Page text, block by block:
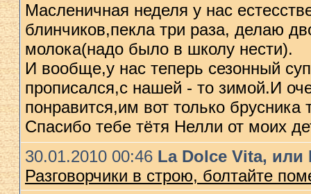
Масленичная неделя у нас
блинчиков,пекла три раза, делаю
молока(надо было в школу нести).
И вообще,у нас теперь сезонный
прописался,с нашей - то зимой.И
понравится,им вот только брусника
Спасибо тебе тётя Нелли от моих
30.01.2010 00:46 La Dolce Vita,
Разговорчики в строю, болтайте